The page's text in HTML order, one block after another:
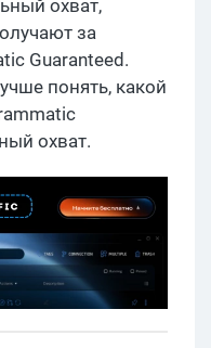
охват,
за
Guaranteed.
понять, какой
охват.